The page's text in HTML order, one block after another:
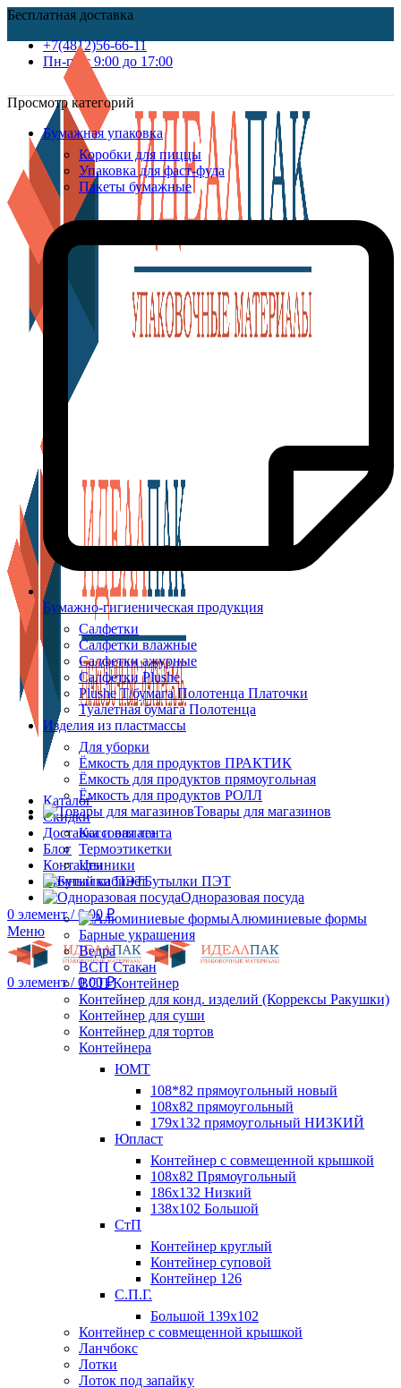
Бесплатная доставка
+7(4812)56-66-11
Пн-пт c 9:00 до 17:00
Каталог
Скидки
Доставка и оплата
Блог
Контакты
Личный кабинет
0 элемент / 0.00₽
Меню
0 элемент / 0.00₽
Просмотр категорий
Бумажная упаковка
Коробки для пиццы
Упаковка для фаст-фуда
Пакеты бумажные
Бумажно-гигиеническая продукция
Салфетки
Салфетки влажные
Салфетки ажурные
Салфетки Plushe
Plushe Т/бумага Полотенца Платочки
Туалетная бумага Полотенца
Изделия из пластмассы
Для уборки
Ёмкость для продуктов ПРАКТИК
Ёмкость для продуктов прямоугольная
Ёмкость для продуктов РОЛЛ
Товары для магазинов
Кассовая лента
Термоэтикетки
Ценники
Бутылки ПЭТ
Одноразовая посуда
Алюминиевые формы
Барные украшения
Ведра
ВСП Стакан
ВСП Контейнер
Контейнер для конд. изделий (Коррексы Ракушки)
Контейнер для суши
Контейнер для тортов
Контейнера
ЮМТ
108*82 прямоугольный новый
108х82 прямоугольный
179х132 прямоугольный НИЗКИЙ
Юпласт
Контейнер с совмещенной крышкой
108х82 Прямоугольный
186х132 Низкий
138х102 Большой
СтП
Контейнер круглый
Контейнер суповой
Контейнер 126
С.П.Г.
Большой 139х102
Контейнер с совмещенной крышкой
Ланчбокс
Лотки
Лоток под запайку